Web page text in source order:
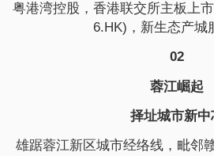
粤港湾控股，香港联交所主板上
6.HK)，新生态产城
02
蓉江崛起
择址城市新中
雄踞蓉江新区城市经络线，毗邻